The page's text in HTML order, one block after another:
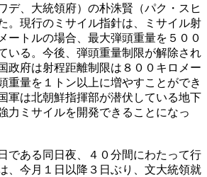
デ、大統領府）の朴洙賢（パク・スヒ
。現行のミサイル指針は、ミサイル射
ートルの場合、最大弾頭重量を５００
いる。今後、弾頭重量制限が解除され
政府は射程距離制限は８００キロメー
重量を１トン以上に増やすことができ
軍は北朝鮮指揮部が潜伏している地下
力ミサイルを開発できることになっ
である同日夜、４０分間にわたって行
、今月１日以降３日ぶり、文大統領就